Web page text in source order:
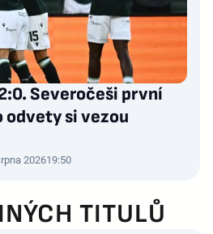
Severočeši první
odvety si vezou
202619:50
TITULŮ